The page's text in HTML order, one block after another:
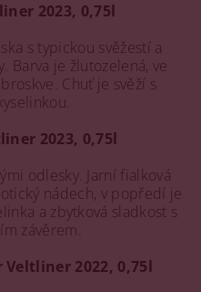
2023, 0,75l
s typickou svěžestí a
Barva je žlutozelená, ve
Chuť je svěží s
2023, 0,75l
odlesky. Jarní fialková
nádech, v popředí je
a zbytková sladkost s
závěrem.
2022, 0,75l